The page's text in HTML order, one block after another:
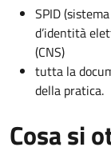
SPID
d’identità
(CNS)
tutta la
della pratica.
Cosa si